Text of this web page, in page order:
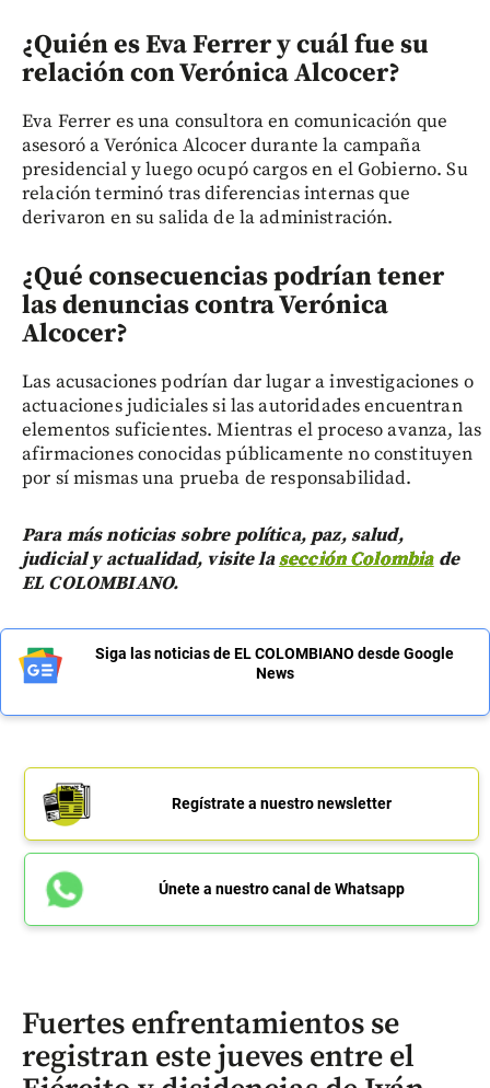
¿Quién es Eva Ferrer y cuál fue su
relación con Verónica Alcocer?
Eva Ferrer es una consultora en comunicación que
asesoró a Verónica Alcocer durante la campaña
presidencial y luego ocupó cargos en el Gobierno. Su
relación terminó tras diferencias internas que
derivaron en su salida de la administración.
¿Qué consecuencias podrían tener
las denuncias contra Verónica
Alcocer?
Las acusaciones podrían dar lugar a investigaciones o
actuaciones judiciales si las autoridades encuentran
elementos suficientes. Mientras el proceso avanza, las
afirmaciones conocidas públicamente no constituyen
por sí mismas una prueba de responsabilidad.
Para más noticias sobre política, paz, salud,
judicial y actualidad, visite lasección Colombiade
EL COLOMBIANO.
Siga las noticias de EL COLOMBIANO desde Google
News
Regístrate a nuestro newsletter
Únete a nuestro canal de Whatsapp
Fuertes enfrentamientos se
registran este jueves entre el